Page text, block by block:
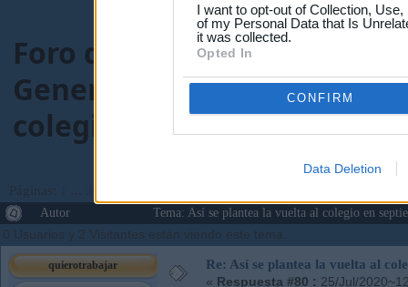
I want to opt-out of Collection,
of my Personal Data that Is
it was collected.
Opted In
CONFIRM
Data Deletion
Foro de Maestros25
General-maestros25.com>
colegio en septiembre en
Páginas: ...
Autor
Tema: Así se plantea la vuelta al colegio en
0 Usuarios y 2 Visitantes están viendo este tema.
quierotrabajar Re: Así se plantea la vuelta al
« Respuesta #80 : 25/Jul/